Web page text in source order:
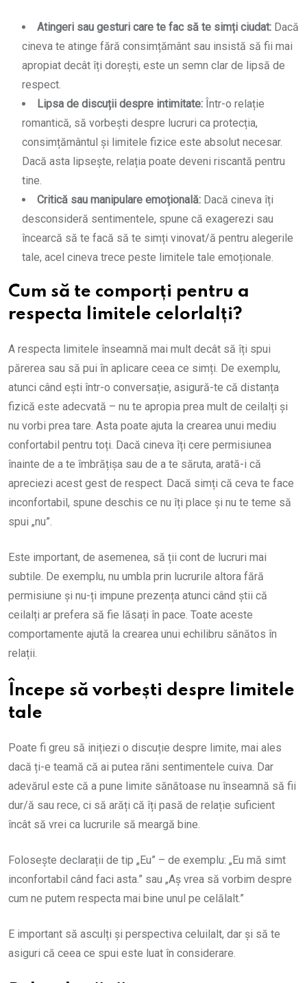
Atingeri sau gesturi care te fac să te simți ciudat: Dacă
cineva te atinge fără consimțământ sau insistă să fii mai
apropiat decât îți dorești, este un semn clar de lipsă de
respect.
Lipsa de discuții despre intimitate: Într-o relație
romantică, să vorbești despre lucruri ca protecția,
consimțământul și limitele fizice este absolut necesar.
Dacă asta lipsește, relația poate deveni riscantă pentru
tine.
Critică sau manipulare emoțională: Dacă cineva îți
desconsideră sentimentele, spune că exagerezi sau
încearcă să te facă să te simți vinovat/ă pentru alegerile
tale, acel cineva trece peste limitele tale emoționale.
Cum să te comporți pentru a
respecta limitele celorlalți?
A respecta limitele înseamnă mai mult decât să îți spui
părerea sau să pui în aplicare ceea ce simți. De exemplu,
atunci când ești într-o conversație, asigură-te că distanța
fizică este adecvată – nu te apropia prea mult de ceilalți și
nu vorbi prea tare. Asta poate ajuta la crearea unui mediu
confortabil pentru toți. Dacă cineva îți cere permisiunea
înainte de a te îmbrățișa sau de a te săruta, arată-i că
apreciezi acest gest de respect. Dacă simți că ceva te face
inconfortabil, spune deschis ce nu îți place și nu te teme să
spui „nu”.
Este important, de asemenea, să ții cont de lucruri mai
subtile. De exemplu, nu umbla prin lucrurile altora fără
permisiune și nu-ți impune prezența atunci când știi că
ceilalți ar prefera să fie lăsați în pace. Toate aceste
comportamente ajută la crearea unui echilibru sănătos în
relații.
Începe să vorbești despre limite le
tale
Poate fi greu să inițiezi o discuție despre limite, mai ales
dacă ți-e teamă că ai putea răni sentimentele cuiva. Dar
adevărul este că a pune limite sănătoase nu înseamnă să fii
dur/ă sau rece, ci să arăți că îți pasă de relație suficient
încât să vrei ca lucrurile să meargă bine.
Folosește declarații de tip „Eu” – de exemplu: „Eu mă simt
inconfortabil când faci asta.” sau „Aș vrea să vorbim despre
cum ne putem respecta mai bine unul pe celălalt.”
E important să asculți și perspectiva celuilalt, dar și să te
asiguri că ceea ce spui este luat în considerare.